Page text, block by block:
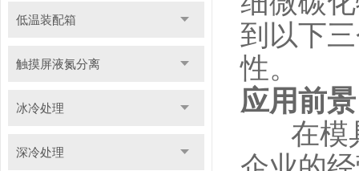
低温装配箱
触摸屏液氮分离
冰冷处理
深冷处理
到以下
性。
应用前景
在模具